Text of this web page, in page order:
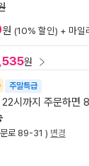
원 (10% 할인) + 마일
원
주말특급
시까지 주문하면
문로 89-31 ) 변경